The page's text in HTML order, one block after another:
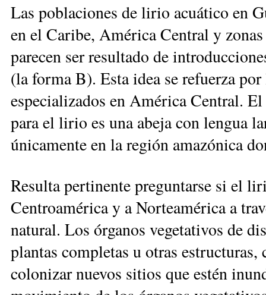
Las poblaciones de lirio acuático en
en el Caribe, América Central y
parecen ser resultado de
(la forma B). Esta idea se refuerza
especializados en América Central.
para el lirio es una abeja con lengua
únicamente en la región amazónica
Resulta pertinente preguntarse si el
Centroamérica y a Norteamérica a
natural. Los órganos vegetativos de
plantas completas u otras
colonizar nuevos sitios que estén